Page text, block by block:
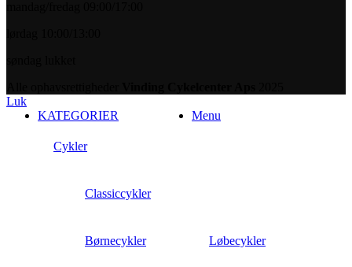
Luk
Menu
KATEGORIER
Cykler
Classiccykler
Børnecykler Løbecykler